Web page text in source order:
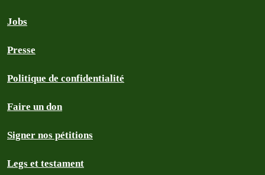
Jobs
Presse
Politique de confidentialité
Faire un don
Signer nos pétitions
Legs et testament